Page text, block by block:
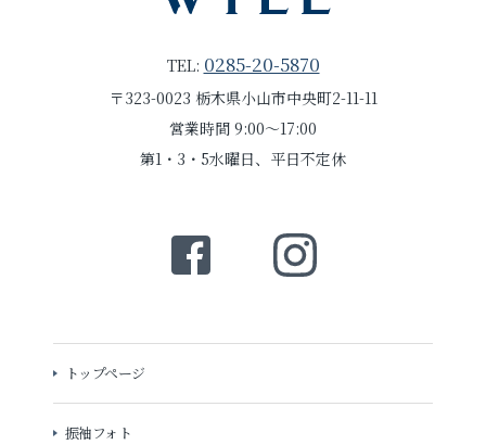
TEL: 0285-20-5870
〒323-0023 栃木県小山市中央町2-11-11
営業時間 9:00～17:00
第1・3・5水曜日、平日不定休
トップページ
振袖フォト